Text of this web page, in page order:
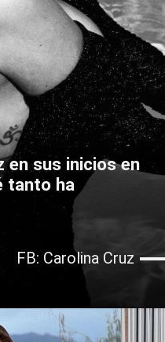
en sus inicios en
tanto ha
FB: Carolina Cruz